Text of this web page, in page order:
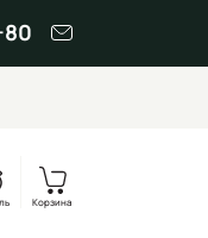
Корзина